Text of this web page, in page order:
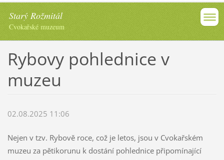
Starý Rožmitál
Cvokařské muzeum
Rybovy pohlednice v
muzeu
02.08.2025 11:06
Nejen v tzv. Rybově roce, což je letos, jsou v Cvokařském
muzeu za pětikorunu k dostání pohlednice připomínající